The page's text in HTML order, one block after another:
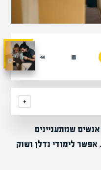
שמתעניינים
לימודי נדלן ושוק